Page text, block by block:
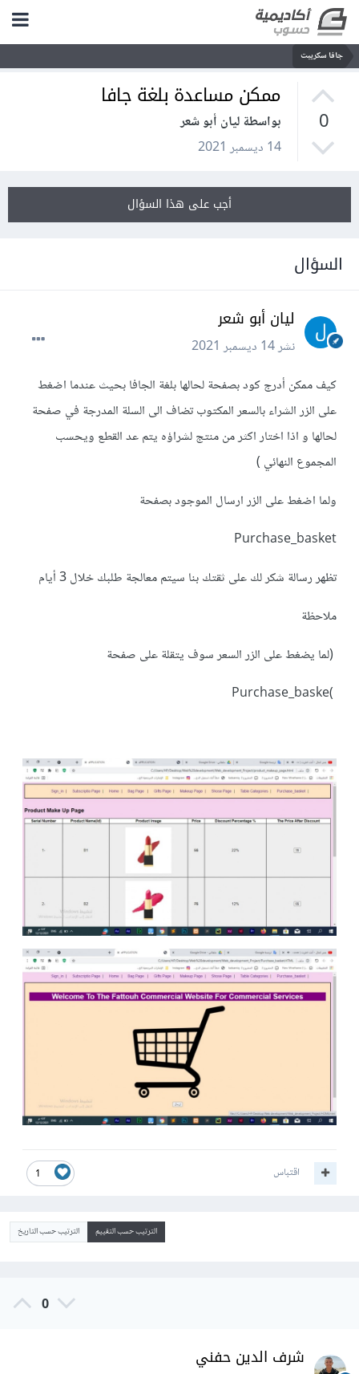
جافا سكريبت
0
ممكن مساعدة بلغة جافا
بواسطة ليان أبو شعر
14 ديسمبر 2021
أجب على هذا السؤال
السؤال
ليان أبو شعر
نشر14 ديسمبر 2021
كيف ممكن أدرج كود بصفحة لحالها بلغة الجافا بحيث عندما اضغط
على الزر الشراء بالسعر المكتوب تضاف الى السلة المدرجة في صفحة
لحالها و اذا اختار اكثر من منتج لشراؤه يتم عد القطع ويحسب
المجموع النهائي )
ولما اضغط على الزر ارسال الموجود بصفحة
Purchase_basket
تظهر رسالة شكر لك على ثقتك بنا سيتم معالجة طلبك خلال 3 أيام
ملاحظة
(لما يضغط على الزر السعر سوف يتقلة على صفحة
1 اقتباس
الترتيب حسب التقييم الترتيب حسب التاريخ
0
شرف الدين حفني